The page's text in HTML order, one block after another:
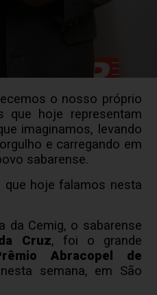
o nosso próprio
que hoje representam
imaginamos, levando
e carregando em
sabarense.
hoje falamos nesta
da Cemig, o sabarense
Cruz, foi o grande
Abracopel de
semana, em São